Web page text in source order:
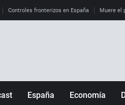
Controles fronterizos en España Muere el
España Economía